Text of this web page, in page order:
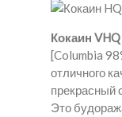
Кокаин VHQ
[Columbia
отличного
прекрасный
Это